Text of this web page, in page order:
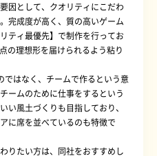
因として、クオリティにこだわ
完成度が高く、質の高いゲーム
ティ最優先】で制作を行ってお
の理想形を届けられるよう粘り
はなく、チームで作るという意
ームのために仕事をするという
い風土づくりも目指しており、
に席を並べているのも特徴で
りたい方は、同社をおすすめし